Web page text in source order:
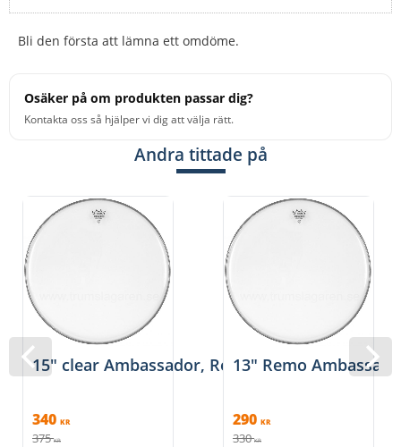
Bli den första att lämna ett omdöme.
Osäker på om produkten passar dig?
Kontakta oss så hjälper vi dig att välja rätt.
Andra tittade på
15" clear Ambassador, Remo
340 KR
375 KR
13" Remo
290 KR
330 KR